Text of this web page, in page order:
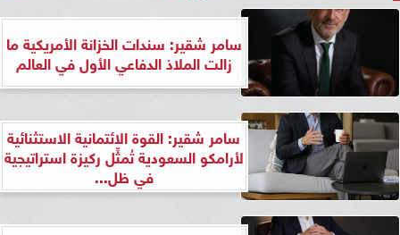
سامر شقير: سندات الخزانة الأمريكية ما
زالت الملاذ الدفاعي الأول في العالم
سامر شقير: القوة الائتمانية الاستثنائية
لأرامكو السعودية تُمثِّل ركيزة استراتيجية
في ظل...